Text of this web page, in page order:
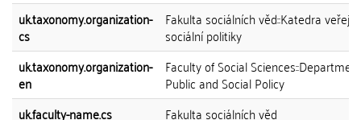
uk.taxonomy.organization-
cs
Fakulta sociálních věd::Katedra
sociální politiky
uk.taxonomy.organization-
en
Faculty of Social
Public and Social Policy
uk.faculty-name.cs
Fakulta sociálních věd